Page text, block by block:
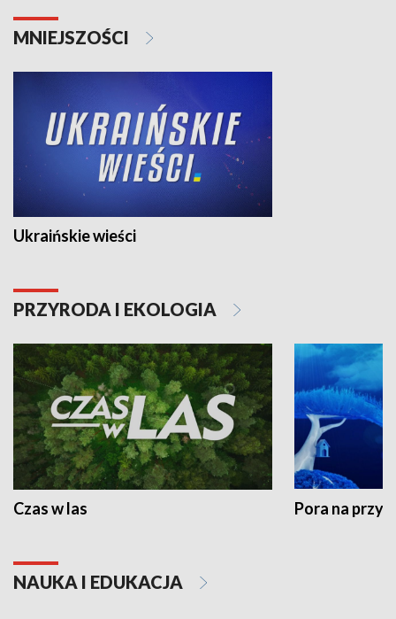
MNIEJSZOŚCI
Ukraińskie wieści
PRZYRODA I EKOLOGIA
Czas w las Pora na
NAUKA I EDUKACJA